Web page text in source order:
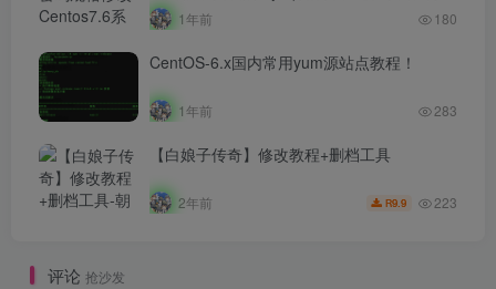
度文本详细教程！！
1年前 180
CentOS-6.x国内常用yum源站点教程！
1年前 283
【白娘子传奇】修改教程+删档工具
2年前 R9.9 223
评论 抢沙发